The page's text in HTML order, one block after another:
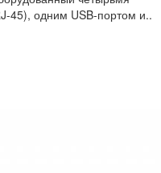
45), одним USB-портом и..